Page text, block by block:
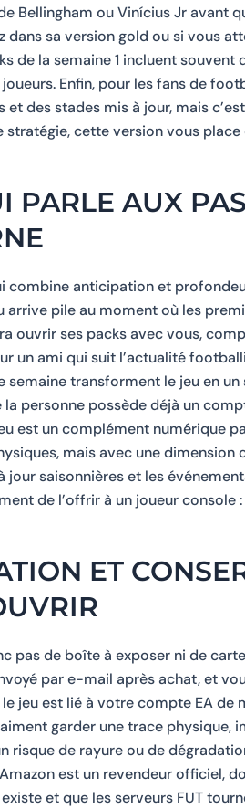
Bellingham ou Vinícius Jr avant
sa version gold ou si vous
la semaine 1 incluent souvent
Enfin, pour les fans de
des stades mis à jour, mais
cette version vous
PARLE AUX
combine anticipation et
arrive pile au moment où les
ouvrir ses packs avec vous,
un ami qui suit l’actualité
semaine transforment le jeu en
personne possède déjà un
est un complément numérique
mais avec une dimension
saisonnières et les
de l’offrir à un joueur console
ET
pas de boîte à exposer ni de
par e-mail après achat, et
jeu est lié à votre compte EA
garder une trace physique,
risque de rayure ou de
est un revendeur officiel,
et que les serveurs FUT